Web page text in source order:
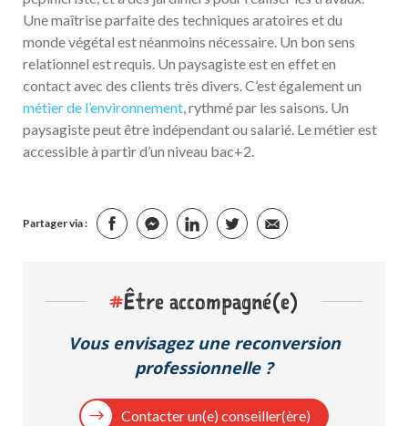
Une maîtrise parfaite des techniques aratoires et du
monde végétal est néanmoins nécessaire. Un bon sens
relationnel est requis. Un paysagiste est en effet en
contact avec des clients très divers. C’est également un
métier de l’environnement, rythmé par les saisons. Un
paysagiste peut être indépendant ou salarié. Le métier est
accessible à partir d’un niveau bac+2.
Partager via :
#Être accompagné(e)
Vous envisagez une reconversion
professionnelle ?
Contacter un(e) conseiller(ère)